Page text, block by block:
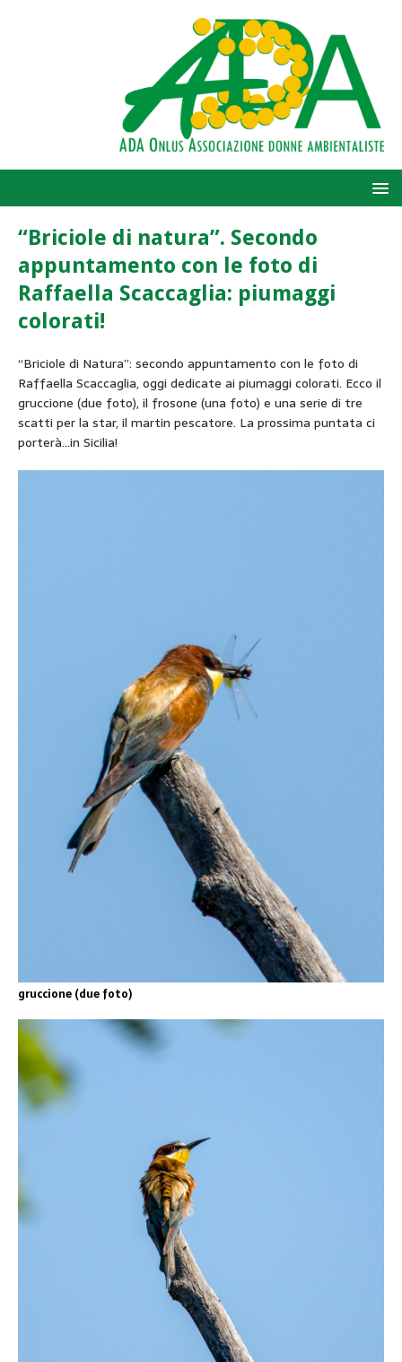
“Briciole di natura”. Secondo
appuntamento con le foto di
Raffaella Scaccaglia: piumaggi
colorati!
“Briciole di Natura”: secondo appuntamento con le foto di
Raffaella Scaccaglia, oggi dedicate ai piumaggi colorati. Ecco il
gruccione (due foto), il frosone (una foto) e una serie di tre
scatti per la star, il martin pescatore. La prossima puntata ci
porterà…in Sicilia!
gruccione (due foto)